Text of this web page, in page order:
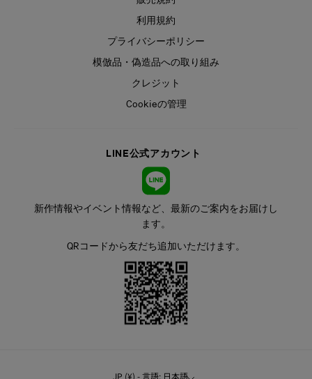
利用規約
プライバシーポリシー
模倣品・偽造品への取り組み
クレジット
Cookieの管理
LINE公式アカウント
新作情報やイベント情報など、最新のご案内をお届けし
ます。
QRコードから友だち追加いただけます。
JP (¥) - 言語: 日本語